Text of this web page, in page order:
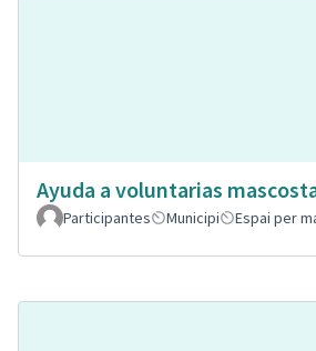
Ayuda a voluntarias
Participantes
Municipi Espai per